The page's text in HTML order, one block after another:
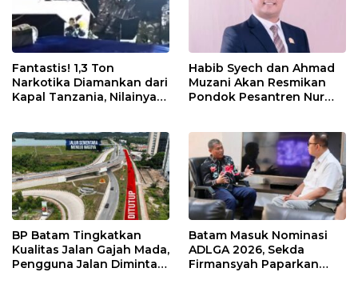
Fantastis! 1,3 Ton
Narkotika Diamankan dari
Kapal Tanzania, Nilainya
Habib Syech dan Ahmad
Muzani Akan Resmikan
Pondok Pesantren Nur
BP Batam Tingkatkan
Kualitas Jalan Gajah Mada,
Pengguna Jalan Diminta
Batam Masuk Nominasi
ADLGA 2026, Sekda
Firmansyah Paparkan